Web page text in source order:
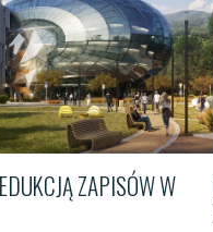
ZAPISÓW W